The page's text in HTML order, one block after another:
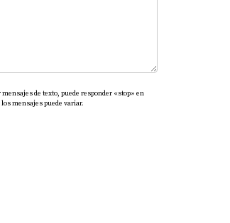
de texto, puede responder «stop» en
mensajes puede variar.